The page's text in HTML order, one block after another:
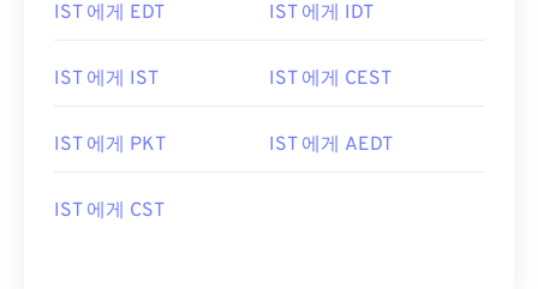
IST 에게 EDT IST 에게 IDT
IST 에게 IST IST 에게 CEST
IST 에게 PKT IST 에게 AEDT
IST 에게 CST